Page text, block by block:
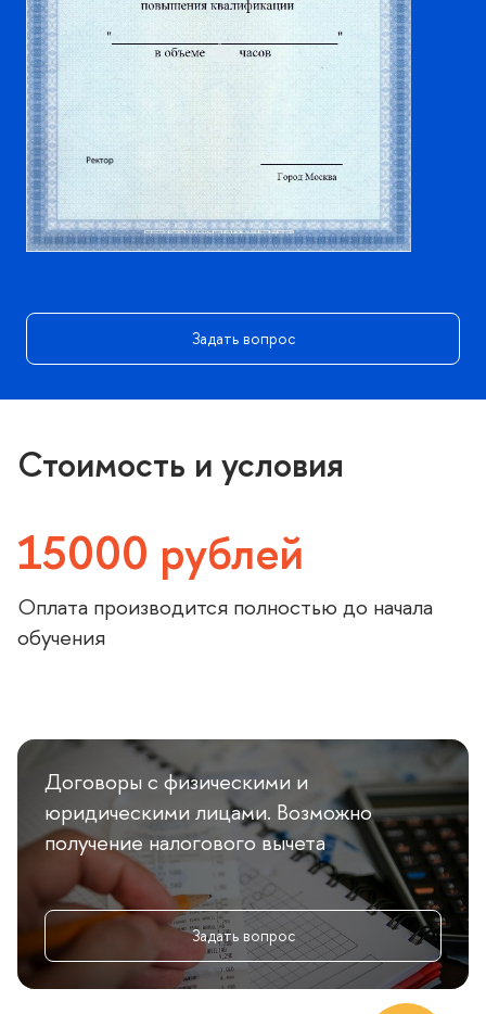
Задать вопрос
Стоимость и условия
15000 рублей
Оплата производится полностью до начала
обучения
Договоры с физическими и
юридическими лицами. Возможно
получение налогового вычета
Задать вопрос